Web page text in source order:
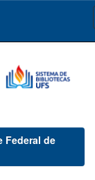
Federal de